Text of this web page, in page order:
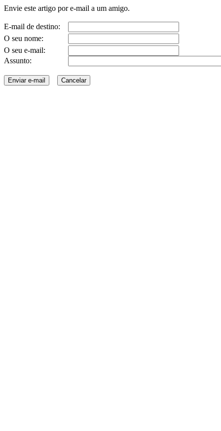
Envie este artigo por e-mail a um amigo.
E-mail de destino:
O seu nome:
O seu e-mail:
Assunto: